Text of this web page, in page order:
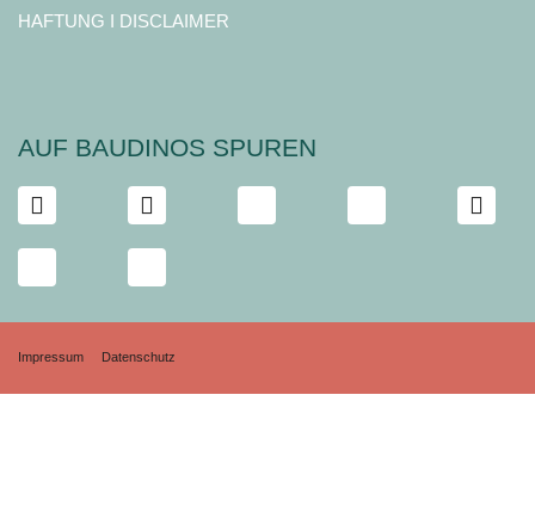
HAFTUNG I DISCLAIMER
AUF BAUDINOS SPUREN
Impressum Datenschutz